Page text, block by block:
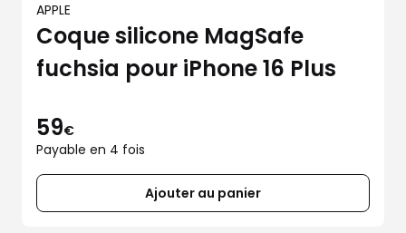
APPLE
Coque silicone MagSafe
fuchsia pour iPhone 16 Plus
59€
Payable en 4 fois
Ajouter au panier